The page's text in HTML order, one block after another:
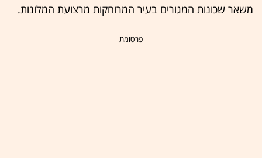
משאר שכונות המגורים בעיר המרוחקות מרצועת המלונות.
- פרסומת -